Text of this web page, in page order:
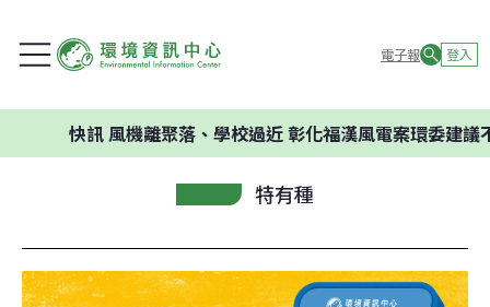
電子報 登入
風機離聚落、學校過近 彰化福漢風電案環委建議不應開發
特有種